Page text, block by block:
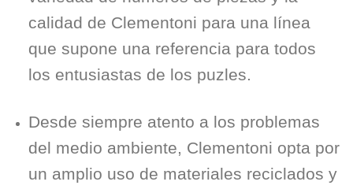
calidad de Clementoni para una línea
que supone una referencia para todos
los entusiastas de los puzles.
Desde siempre atento a los problemas
del medio ambiente, Clementoni opta por
un amplio uso de materiales reciclados y